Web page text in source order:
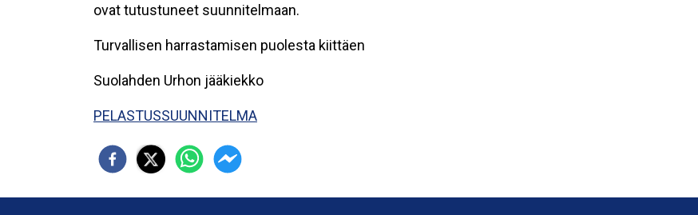
ovat tutustuneet suunnitelmaan.
Turvallisen harrastamisen puolesta kiittäen
Suolahden Urhon jääkiekko
PELASTUSSUUNNITELMA